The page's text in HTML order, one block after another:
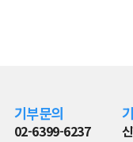
기부문의
02-6399-6237